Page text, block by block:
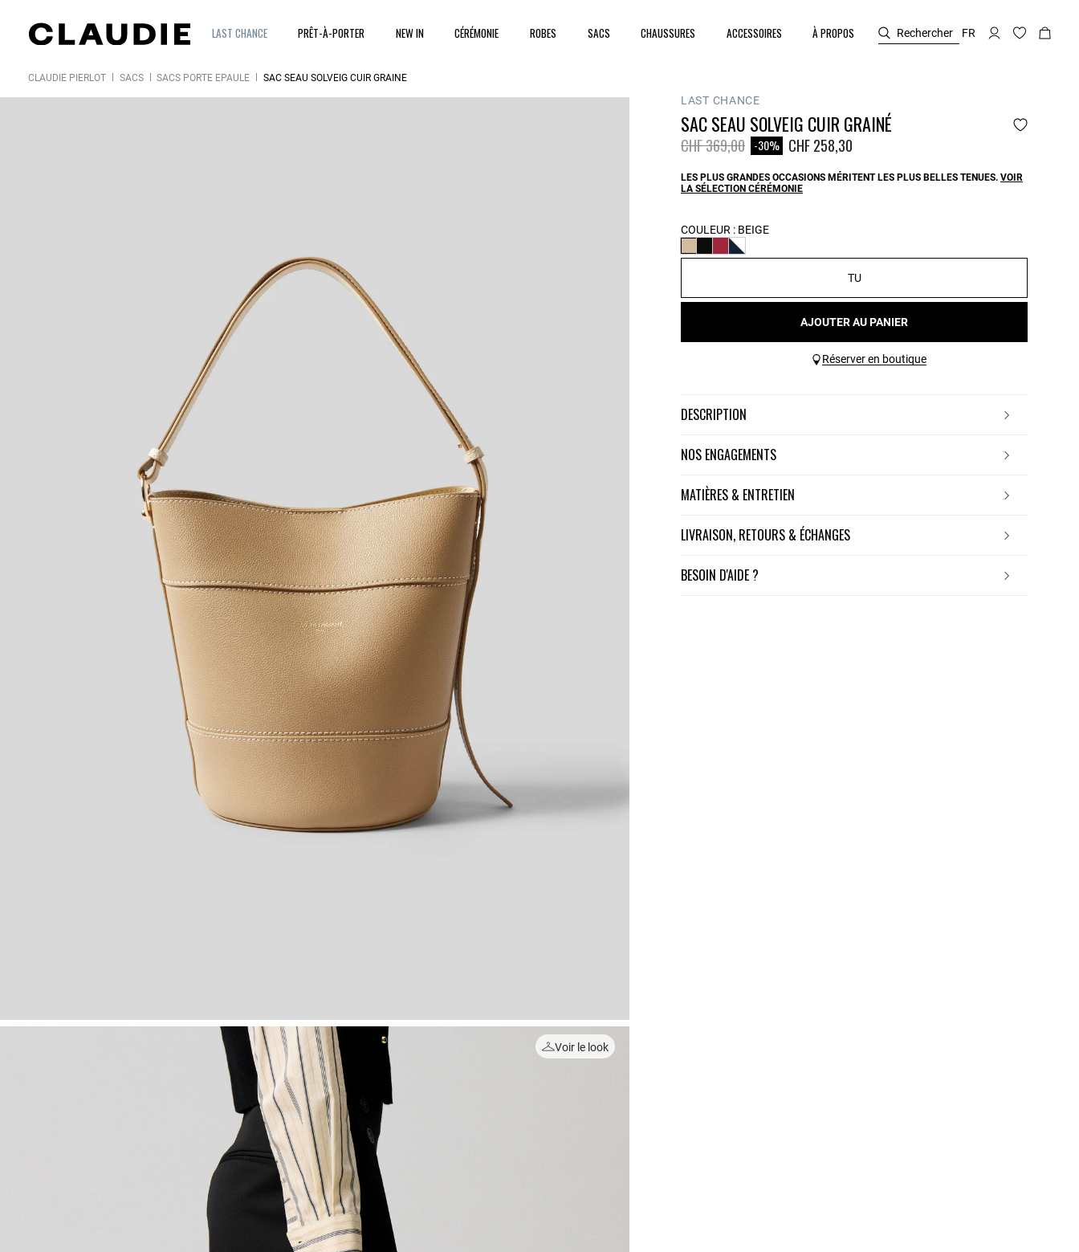
LAST CHANCE PRÊT-À-PORTER NEW IN CÉRÉMONIE ROBES SACS CHAUSSURES ACCESSOIRES À PROPOS Rechercher FR
CLAUDIE PIERLOT SACS SACS PORTÉ ÉPAULE SAC SEAU SOLVEIG CUIR GRAINÉ
Voir le look
LAST CHANCE
SAC SEAU SOLVEIG CUIR GRAINÉ
Prix réduit à partir de
CHF 369,00à -30% CHF 258,30
LES PLUS GRANDES OCCASIONS MÉRITENT LES PLUS BELLES TENUES. VOIR
LA SÉLECTION CÉRÉMONIE
COULEUR : BEIGE
TU
AJOUTER AU PANIER
Réserver en boutique
DESCRIPTION
NOS ENGAGEMENTS
MATIÈRES & ENTRETIEN
LIVRAISON, RETOURS & ÉCHANGES
BESOIN D'AIDE ?